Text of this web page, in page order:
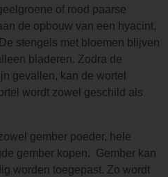
of rood paarse
de opbouw van een hyacint,
stengels met bloemen blijven
bladeren. Zodra de
gevallen, kan de wortel
wordt zowel geschild als
gember poeder, hele
gember kopen. Gember kan
worden toegepast. Zo wordt